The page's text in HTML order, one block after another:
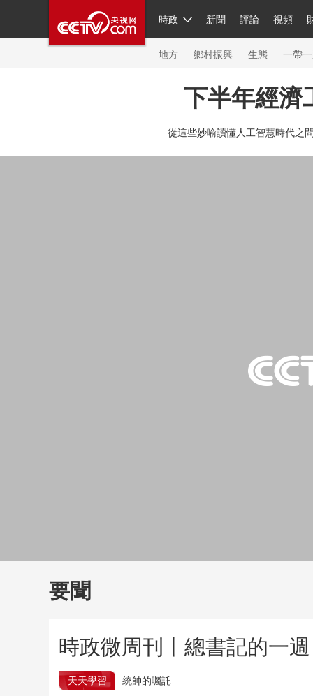
時政 新聞 評論 視頻
人民領袖習近平 聯播+ 中國
直播 片庫 欄目大全 節目單
繁體 海外頻道 iPanda
地方 鄉村振興 生態 一帶
總台春晚
新聞
大國智造
下半年經濟
從這些妙喻讀懂人工智慧時代之
要聞
時政微周刊丨總書記的一
天天學習 統帥的囑託